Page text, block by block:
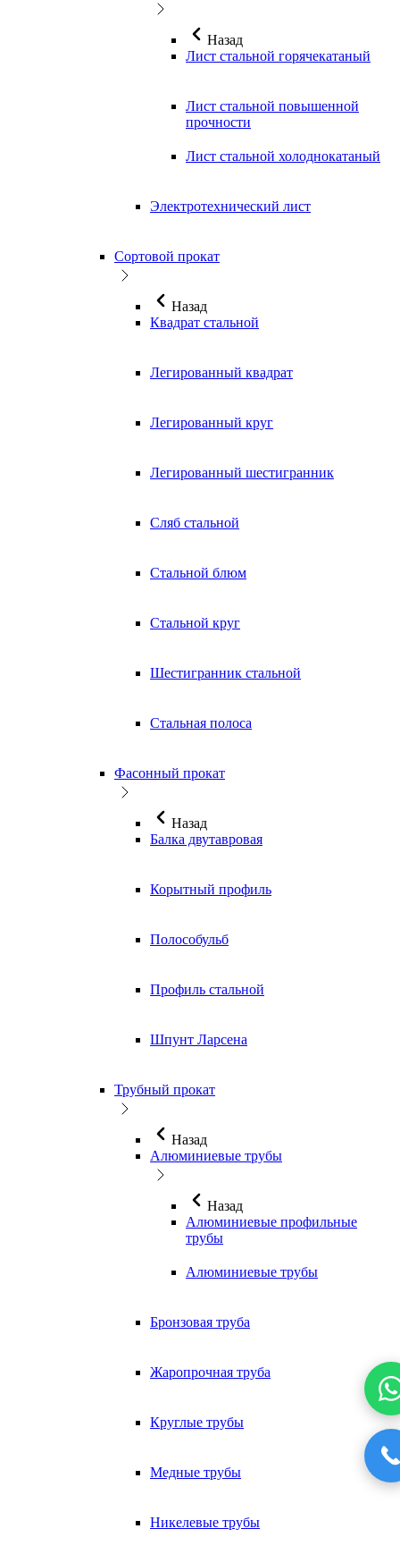
Назад
Лист стальной горячекатаный
Лист стальной повышенной
прочности
Лист стальной холоднокатаный
Электротехнический лист
Сортовой прокат
Назад
Квадрат стальной
Легированный квадрат
Легированный круг
Легированный шестигранник
Сляб стальной
Стальной блюм
Стальной круг
Шестигранник стальной
Стальная полоса
Фасонный прокат
Назад
Балка двутавровая
Корытный профиль
Полособульб
Профиль стальной
Шпунт Ларсена
Трубный прокат
Назад
Алюминиевые трубы
Назад
Алюминиевые профильные
трубы
Алюминиевые трубы
Бронзовая труба
Жаропрочная труба
Круглые трубы
Медные трубы
Никелевые трубы